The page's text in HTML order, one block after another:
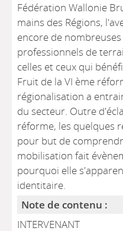
Fédération Wallonie
mains des Régions,
encore de
professionnels de
celles et ceux qui
Fruit de la VI ème
régionalisation a
du secteur. Outre
réforme, les quelques
pour but de
mobilisation fait
pourquoi elle
identitaire.
Note de contenu :
INTERVENANT